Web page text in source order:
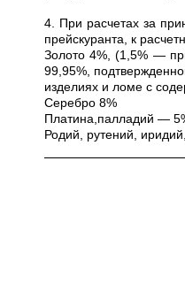
4. При расчетах за
прейскуранта, к
Золото 4%, (1,5% —
99,95%,
изделиях и ломе с
Серебро 8%
Платина,палладий —
Родий, рутений,